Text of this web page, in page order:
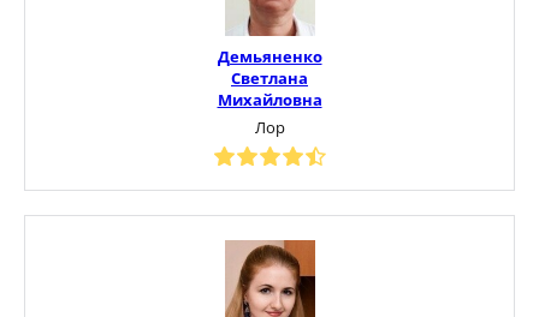
Демьяненко
Светлана
Михайловна
Лор